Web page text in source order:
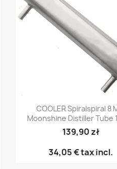
Snabbvy
COOLER Spiralspiral 8
Moonshine Distiller Tube
139,90 zł
34,05 €tax incl.